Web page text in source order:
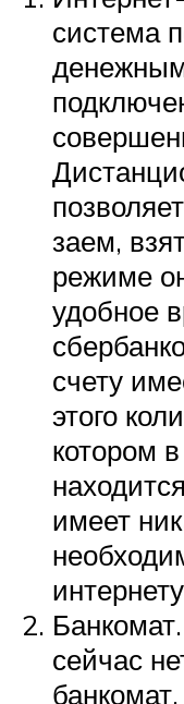
система
заем,
режиме
удобное
счету
этого
котором
имеет
сейчас